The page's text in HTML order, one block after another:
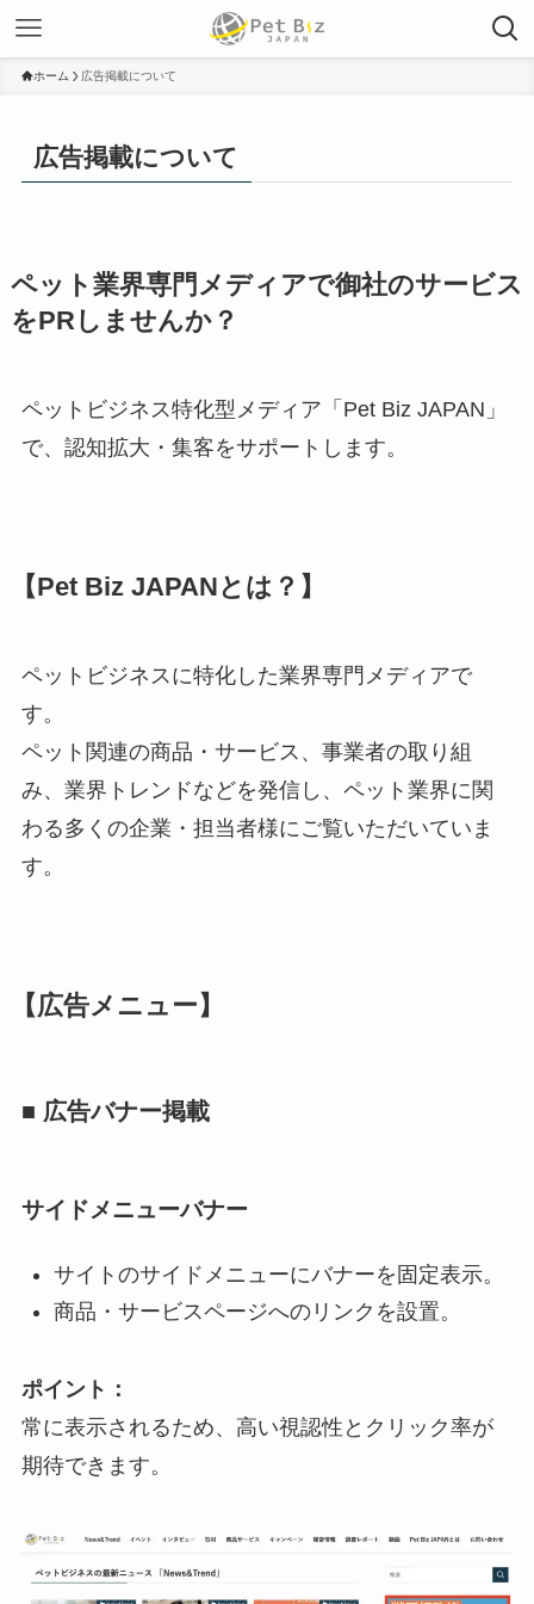
ホーム 広告掲載について
広告掲載について
ペット業界専門メディアで御社のサービス
をPRしませんか？
ペットビジネス特化型メディア「Pet Biz JAPAN」
で、認知拡大・集客をサポートします。
【Pet Biz JAPANとは？】
ペットビジネスに特化した業界専門メディアで
す。
ペット関連の商品・サービス、事業者の取り組
み、業界トレンドなどを発信し、ペット業界に関
わる多くの企業・担当者様にご覧いただいていま
す。
【広告メニュー】
■ 広告バナー掲載
サイドメニューバナー
サイトのサイドメニューにバナーを固定表示。
商品・サービスページへのリンクを設置。
ポイント：
常に表示されるため、高い視認性とクリック率が
期待できます。